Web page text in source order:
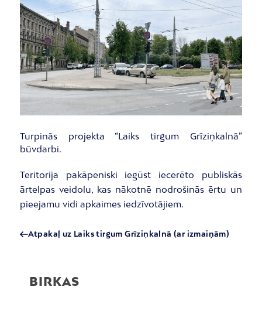
Turpinās projekta “Laiks tirgum Grīziņkalnā”
būvdarbi.
Teritorija pakāpeniski iegūst iecerēto publiskās
ārtelpas veidolu, kas nākotnē nodrošinās ērtu un
pieejamu vidi apkaimes iedzīvotājiem.
Atpakaļ uz Laiks tirgum Grīziņkalnā (ar izmaiņām)
BIRKAS